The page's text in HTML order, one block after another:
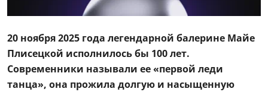
20 ноября 2025 года легендарной балерине Майе
Плисецкой исполнилось бы 100 лет.
Современники называли ее «первой леди
танца», она прожила долгую и насыщенную